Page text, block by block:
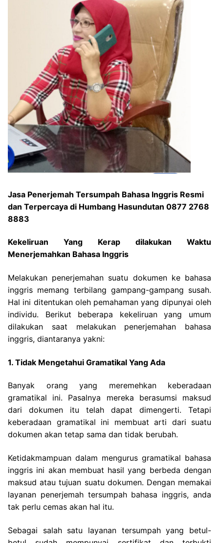
Jasa Penerjemah Tersumpah Bahasa Inggris Resmi
dan Terpercaya di Humbang Hasundutan 0877 2768
8883
Kekeliruan Yang Kerap dilakukan Waktu
Menerjemahkan Bahasa Inggris
Melakukan penerjemahan suatu dokumen ke bahasa
inggris memang terbilang gampang-gampang susah.
Hal ini ditentukan oleh pemahaman yang dipunyai oleh
individu. Berikut beberapa kekeliruan yang umum
dilakukan saat melakukan penerjemahan bahasa
inggris, diantaranya yakni:
1. Tidak Mengetahui Gramatikal Yang Ada
Banyak orang yang meremehkan keberadaan
gramatikal ini. Pasalnya mereka berasumsi maksud
dari dokumen itu telah dapat dimengerti. Tetapi
keberadaan gramatikal ini membuat arti dari suatu
dokumen akan tetap sama dan tidak berubah.
Ketidakmampuan dalam mengurus gramatikal bahasa
inggris ini akan membuat hasil yang berbeda dengan
maksud atau tujuan suatu dokumen. Dengan memakai
layanan penerjemah tersumpah bahasa inggris, anda
tak perlu cemas akan hal itu.
Sebagai salah satu layanan tersumpah yang betul-